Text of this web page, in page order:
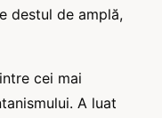
destul de amplă,
cei mai
A luat